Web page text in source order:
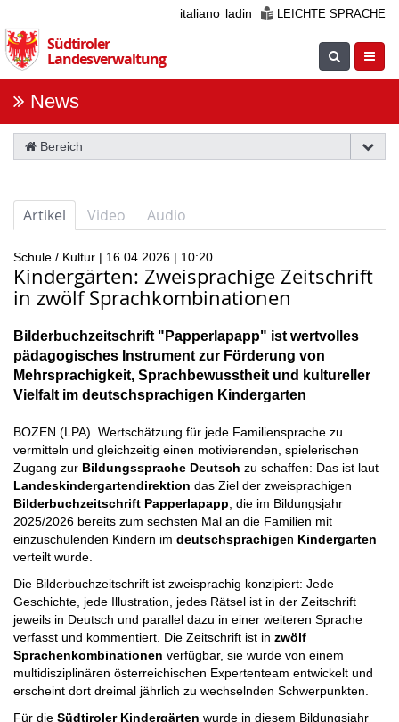
Sie
die
Navigation
italiano ladin LEICHTE SPRACHE
Südtiroler
Landesverwaltung
Suche
News
Bereich
Artikel Video Audio
Schule / Kultur | 16.04.2026 | 10:20
Kindergärten: Zweisprachige Zeitschrift
in zwölf Sprachkombinationen
Bilderbuchzeitschrift "Papperlapapp" ist wertvolles
pädagogisches Instrument zur Förderung von
Mehrsprachigkeit, Sprachbewusstheit und kultureller
Vielfalt im deutschsprachigen Kindergarten
BOZEN (LPA). Wertschätzung für jede Familiensprache zu
vermitteln und gleichzeitig einen motivierenden, spielerischen
Zugang zur Bildungssprache Deutsch zu schaffen: Das ist laut
Landeskindergartendirektion das Ziel der zweisprachigen
Bilderbuchzeitschrift Papperlapapp , die im Bildungsjahr
2025/2026 bereits zum sechsten Mal an die Familien mit
einzuschulenden Kindern im deutschsprachigen Kindergarten
verteilt wurde.
Die Bilderbuchzeitschrift ist zweisprachig konzipiert: Jede
Geschichte, jede Illustration, jedes Rätsel ist in der Zeitschrift
jeweils in Deutsch und parallel dazu in einer weiteren Sprache
verfasst und kommentiert. Die Zeitschrift ist in zwölf
Sprachenkombinationen verfügbar, sie wurde von einem
multidisziplinären österreichischen Expertenteam entwickelt und
erscheint dort dreimal jährlich zu wechselnden Schwerpunkten.
Für die Südtiroler Kindergärten wurde in diesem Bildungsjahr